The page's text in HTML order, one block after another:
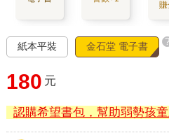
紙本平裝 金石堂 電子書 ?
180 元
認購希望書包，幫助弱勢孩童